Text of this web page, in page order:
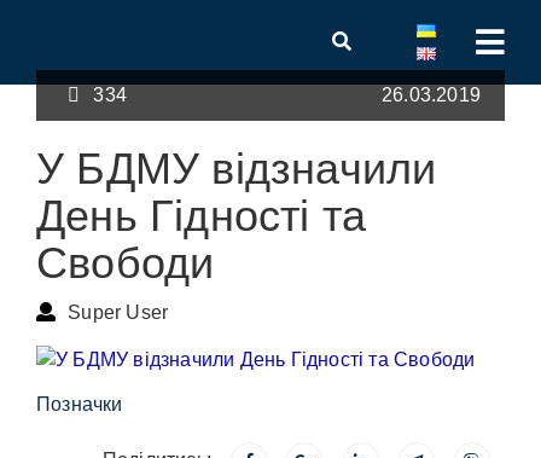
334 26.03.2019
У БДМУ відзначили
День Гідності та
Свободи
Super User
Позначки